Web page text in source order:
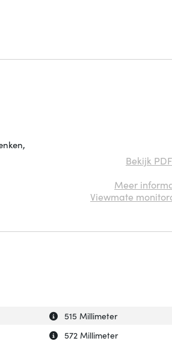
Bekijk
Meer
Viewmate
Uitleg over 'Diepte'
Verberg uitleg over 'Diepte'
515 Millimeter
Uitleg over 'Hoogte'
Verberg uitleg over 'Hoogte'
572 Millimeter